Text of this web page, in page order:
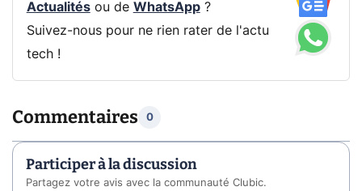
Actualitésou de WhatsApp?
Suivez-nous pour ne rien rater de l'actu
tech !
Commentaires 0
Participer à la discussion
Partagez votre avis avec la communauté Clubic.